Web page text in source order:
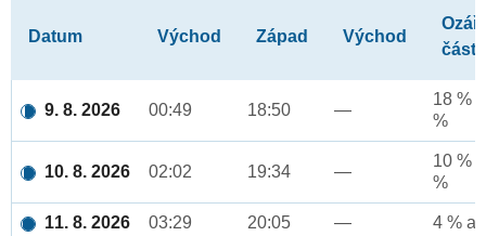
Datum Východ Západ Východ
část
9. 8. 2026 00:49 18:50 —
18 %
%
10. 8. 2026 02:02 19:34 —
10 %
%
11. 8. 2026 03:29 20:05 — 4 %